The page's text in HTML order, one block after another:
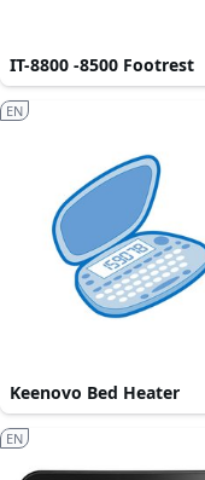
IT-8800 -8500 Footrest
Keenovo Bed Heater
EN
EN